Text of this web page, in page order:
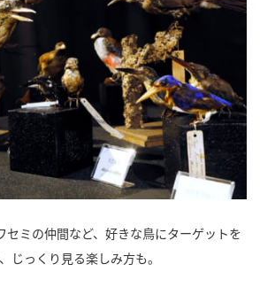
セミの仲間など、好きな鳥にターゲットを
じっくり見る楽しみ方も。